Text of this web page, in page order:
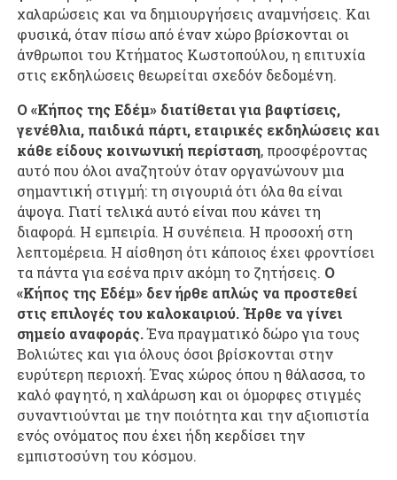
χαλαρώσεις και να δημιουργήσεις αναμνήσεις. Και
φυσικά, όταν πίσω από έναν χώρο βρίσκονται οι
άνθρωποι του Κτήματος Κωστοπούλου, η επιτυχία
στις εκδηλώσεις θεωρείται σχεδόν δεδομένη.
Ο «Κήπος της Εδέμ» διατίθεται για βαφτίσεις,
γενέθλια, παιδικά πάρτι, εταιρικές εκδηλώσεις και
κάθε είδους κοινωνική περίσταση, προσφέροντας
αυτό που όλοι αναζητούν όταν οργανώνουν μια
σημαντική στιγμή: τη σιγουριά ότι όλα θα είναι
άψογα. Γιατί τελικά αυτό είναι που κάνει τη
διαφορά. Η εμπειρία. Η συνέπεια. Η προσοχή στη
λεπτομέρεια. Η αίσθηση ότι κάποιος έχει φροντίσει
τα πάντα για εσένα πριν ακόμη το ζητήσεις. Ο
«Κήπος της Εδέμ» δεν ήρθε απλώς να προστεθεί
στις επιλογές του καλοκαιριού. Ήρθε να γίνει
σημείο αναφοράς.Ένα πραγματικό δώρο για τους
Βολιώτες και για όλους όσοι βρίσκονται στην
ευρύτερη περιοχή. Ένας χώρος όπου η θάλασσα, το
καλό φαγητό, η χαλάρωση και οι όμορφες στιγμές
συναντιούνται με την ποιότητα και την αξιοπιστία
ενός ονόματος που έχει ήδη κερδίσει την
εμπιστοσύνη του κόσμου.